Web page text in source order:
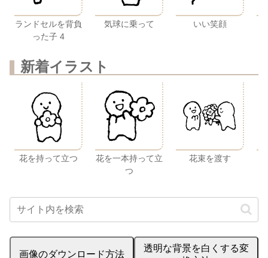
ランドセルを背負
った子 4
気球に乗って いい笑顔
新着イラスト
花を持って立つ
花を一本持って立
つ
花束を渡す
画像のダウンロード方法
透明な背景を白くする変